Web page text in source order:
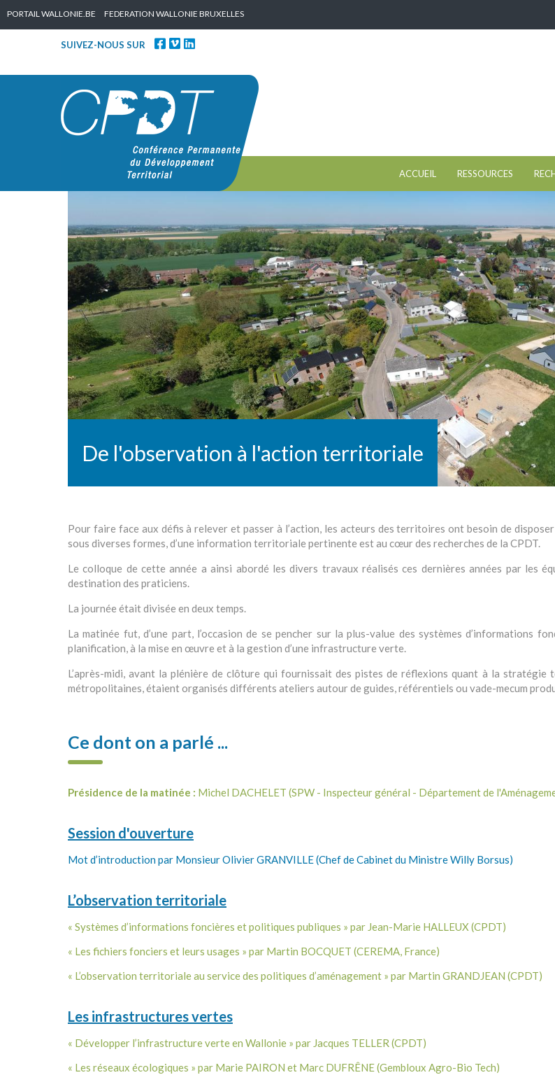
PORTAIL WALLONIE.BE FEDERATION WALLONIE BRUXELLES
SUIVEZ-NOUS SUR
ACCUEIL RESSOURCES
De l'observation à l'action territoriale
Pour faire face aux défis à relever et passer à l’action, les acteurs des territoires ont besoin de
sous diverses formes, d’une information territoriale pertinente est au cœur des recherches de la CPDT.
Le colloque de cette année a ainsi abordé les divers travaux réalisés ces dernières années par les
destination des praticiens.
La journée était divisée en deux temps.
La matinée fut, d’une part, l’occasion de se pencher sur la plus-value des systèmes d’informations
planification, à la mise en œuvre et à la gestion d’une infrastructure verte.
L’après-midi, avant la plénière de clôture qui fournissait des pistes de réflexions quant à la
métropolitaines, étaient organisés différents ateliers autour de guides, référentiels ou vade-mecum
Ce dont on a parlé ...
Présidence de la matinée : Michel DACHELET (SPW - Inspecteur général - Département de
Session d'ouverture
Mot d’introduction par Monsieur Olivier GRANVILLE (Chef de Cabinet du Ministre Willy Borsus)
L’observation territoriale
« Systèmes d’informations foncières et politiques publiques » par Jean-Marie HALLEUX (CPDT)
« Les fichiers fonciers et leurs usages » par Martin BOCQUET (CEREMA, France)
« L’observation territoriale au service des politiques d’aménagement » par Martin GRANDJEAN (CPDT)
Les infrastructures vertes
« Développer l’infrastructure verte en Wallonie » par Jacques TELLER (CPDT)
« Les réseaux écologiques » par Marie PAIRON et Marc DUFRÊNE (Gembloux Agro-Bio Tech)